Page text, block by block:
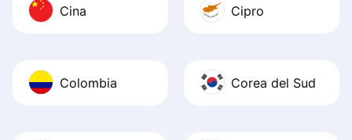
Cina Cipro
Colombia Corea del Sud